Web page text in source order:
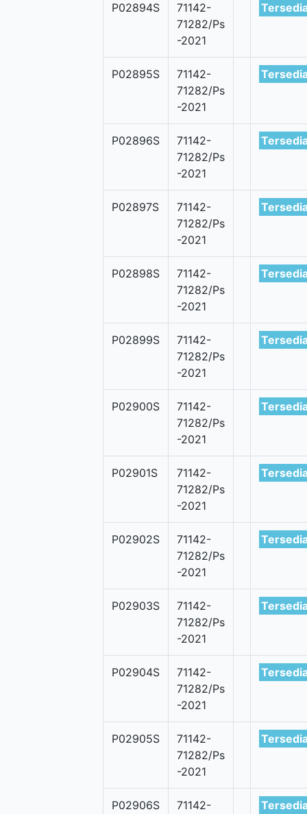
P02894S
71142-
71282/Ps
-2021
P02895S
71142-
71282/Ps
-2021
P02896S
71142-
71282/Ps
-2021
P02897S
71142-
71282/Ps
-2021
P02898S
71142-
71282/Ps
-2021
P02899S
71142-
71282/Ps
-2021
P02900S
71142-
71282/Ps
-2021
P02901S
71142-
71282/Ps
-2021
P02902S
71142-
71282/Ps
-2021
P02903S
71142-
71282/Ps
-2021
P02904S
71142-
71282/Ps
-2021
P02905S
71142-
71282/Ps
-2021
P02906S 71142-